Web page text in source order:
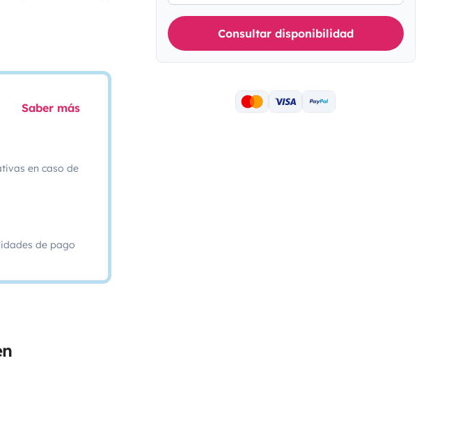
Saber más
en caso de
de pago
Consultar disponibilidad